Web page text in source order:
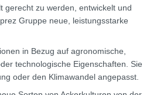
gerecht zu werden, entwickelt und
Gruppe neue, leistungsstarke
in Bezug auf agronomische,
technologische Eigenschaften. Sie
oder den Klimawandel angepasst.